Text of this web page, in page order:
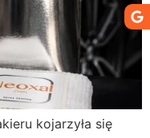
kojarzyła się